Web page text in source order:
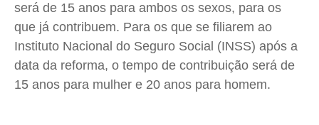
será de 15 anos para ambos os sexos, para os
que já contribuem. Para os que se filiarem ao
Instituto Nacional do Seguro Social (INSS) após a
data da reforma, o tempo de contribuição será de
15 anos para mulher e 20 anos para homem.